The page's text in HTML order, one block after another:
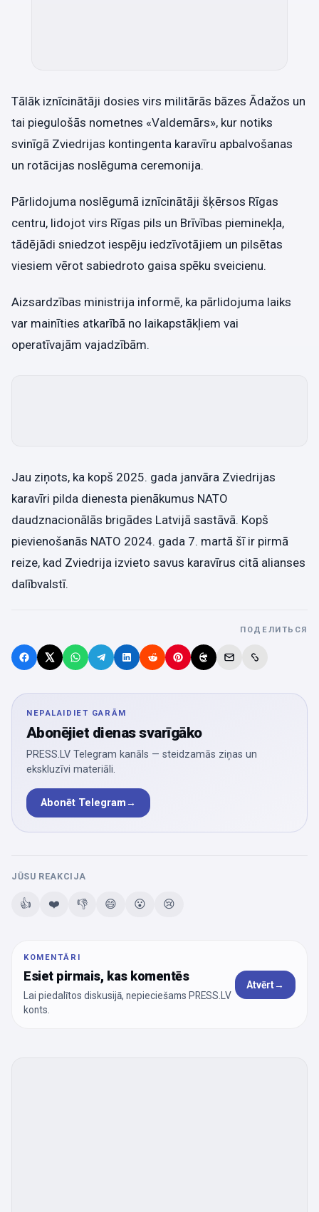
Tālāk iznīcinātāji dosies virs militārās bāzes Ādažos un
tai piegulošās nometnes «Valdemārs», kur notiks
svinīgā Zviedrijas kontingenta karavīru apbalvošanas
un rotācijas noslēguma ceremonija.
Pārlidojuma noslēgumā iznīcinātāji šķērsos Rīgas
centru, lidojot virs Rīgas pils un Brīvības pieminekļa,
tādējādi sniedzot iespēju iedzīvotājiem un pilsētas
viesiem vērot sabiedroto gaisa spēku sveicienu.
Aizsardzības ministrija informē, ka pārlidojuma laiks
var mainīties atkarībā no laikapstākļiem vai
operatīvajām vajadzībām.
Jau ziņots, ka kopš 2025. gada janvāra Zviedrijas
karavīri pilda dienesta pienākumus NATO
daudznacionālās brigādes Latvijā sastāvā. Kopš
pievienošanās NATO 2024. gada 7. martā šī ir pirmā
reize, kad Zviedrija izvieto savus karavīrus citā alianses
dalībvalstī.
ПОДЕЛИТЬСЯ
NEPALAIDIET GARĀM
Abonējiet dienas svarīgāko
PRESS.LV Telegram kanāls — steidzamās ziņas un
ekskluzīvi materiāli.
Abonēt Telegram→
JŪSU REAKCIJA
👍 ❤️ 👎 😄 😮 😢
KOMENTĀRI
Esiet pirmais, kas komentēs
Lai piedalītos diskusijā, nepieciešams PRESS.LV
konts.
Atvērt→